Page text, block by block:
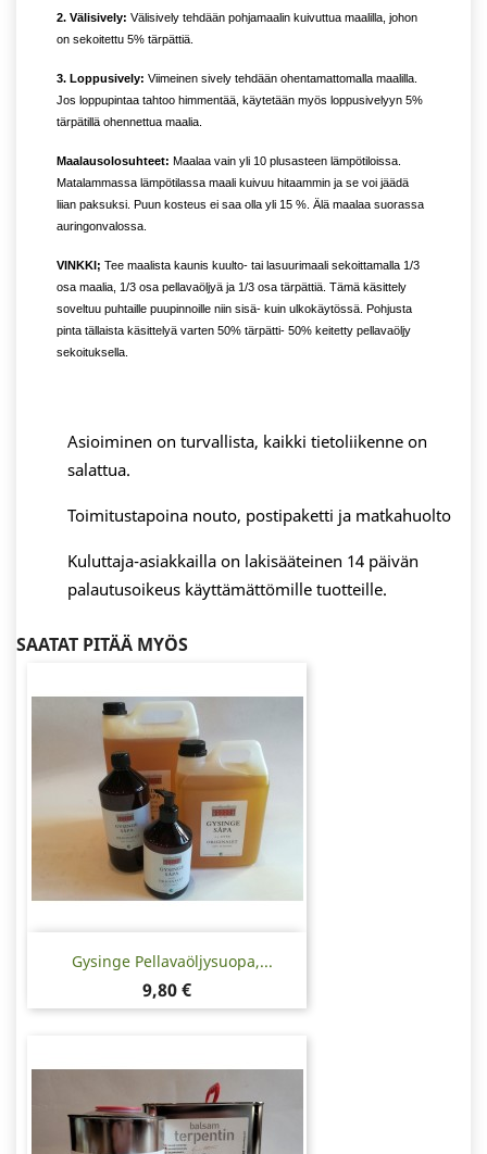
2. Välisively: Välisively tehdään pohjamaalin kuivuttua maalilla, johon
on sekoitettu 5% tärpättiä.
3. Loppusively: Viimeinen sively tehdään ohentamattomalla maalilla.
Jos loppupintaa tahtoo himmentää, käytetään myös loppusivelyyn 5%
tärpätillä ohennettua maalia.
Maalausolosuhteet: Maalaa vain yli 10 plusasteen lämpötiloissa.
Matalammassa lämpötilassa maali kuivuu hitaammin ja se voi jäädä
liian paksuksi. Puun kosteus ei saa olla yli 15 %. Älä maalaa suorassa
auringonvalossa.
VINKKI; Tee maalista kaunis kuulto- tai lasuurimaali sekoittamalla 1/3
osa maalia, 1/3 osa pellavaöljyä ja 1/3 osa tärpättiä. Tämä käsittely
soveltuu puhtaille puupinnoille niin sisä- kuin ulkokäytössä. Pohjusta
pinta tällaista käsittelyä varten 50% tärpätti- 50% keitetty pellavaöljy
sekoituksella.
Asioiminen on turvallista, kaikki tietoliikenne on
salattua.
Toimitustapoina nouto, postipaketti ja matkahuolto
Kuluttaja-asiakkailla on lakisääteinen 14 päivän
palautusoikeus käyttämättömille tuotteille.
SAATAT PITÄÄ MYÖS
Gysinge Pellavaöljysuopa,...
Hinta
9,80 €